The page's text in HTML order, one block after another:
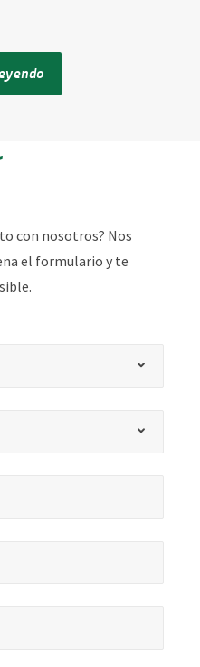
con nosotros? Nos
el formulario y te